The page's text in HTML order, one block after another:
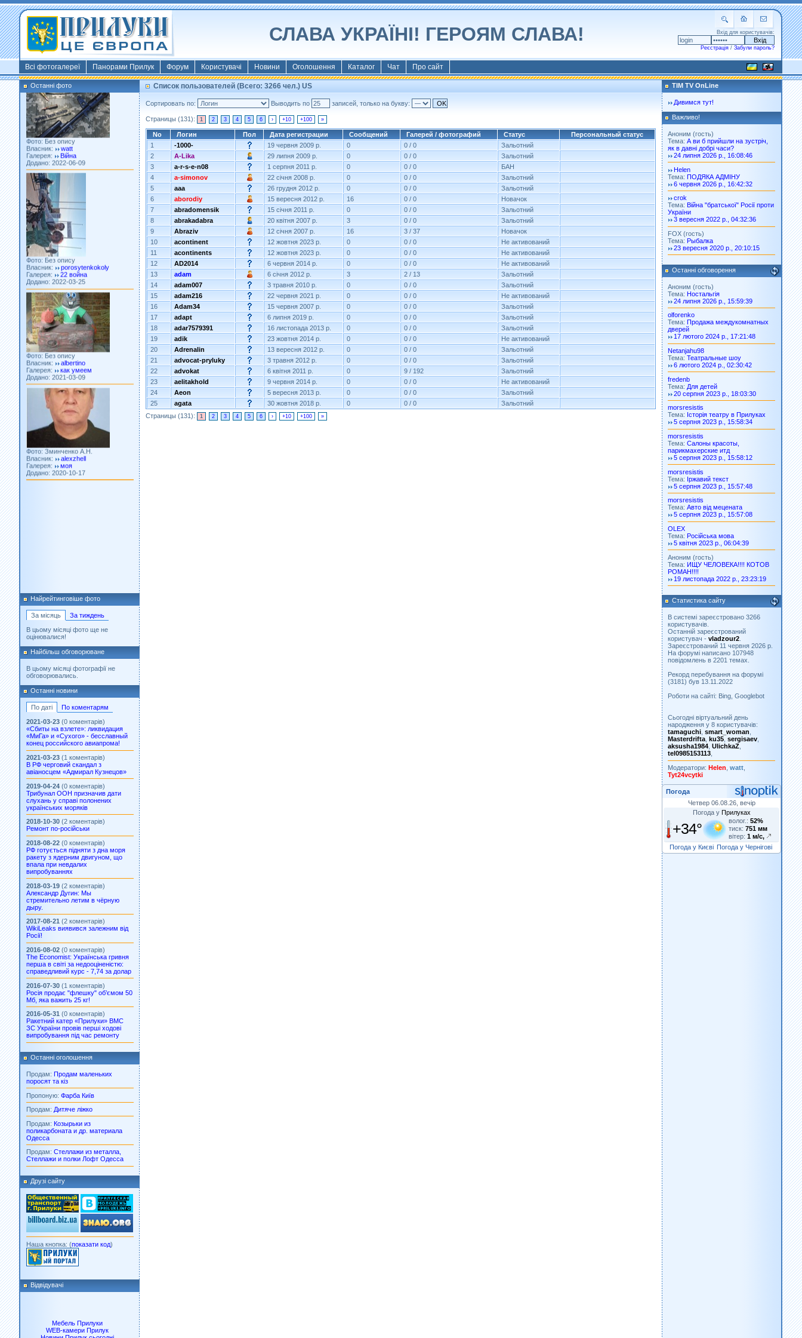
СЛАВА УКРАЇНІ! ГЕРОЯМ СЛАВА! Вхід для користувачів:
Реєстрація / Забули пароль?
Всі фотогалереї Панорами Прилук Форум Користувачі Новини Оголошення Каталог Чат Про сайт
Останні фото
Фото: Київ 2022
Власник:
morsresistis
Галерея:
Templates
Додано: 2022-11-13
Фото: Без опису
Власник:
watt
Галерея:
Війна
Додано: 2022-06-09
Фото: Без опису
Власник:
Галерея:
22 война
Додано: 2022-03-25
Фото: Без опису
Власник:
albertino
Галерея:
как умеем
Додано: 2021-03-09
Фото: Зминченко А.Н.
Власник:
alexzhell
Галерея:
моя
Додано: 2020-10-17
Найрейтинговіше фото
За місяць
За тиждень
В цьому місяці фото ще не
оцінювалися!
Найбільш обговорюване
В цьому місяці фотографії не
обговорювались.
Останні новини
По даті
По коментарям
2021-03-23 (0 коментарів)
«Сбиты на взлете»: ликвидация
«МиГа» и «Сухого» - бесславный
конец российского авиапрома!
2021-03-23 (1 коментарів)
В РФ черговий скандал з
авіаносцем «Адмирал Кузнецов»
2019-04-24 (0 коментарів)
Трибунал ООН призначив дати
слухань у справі полонених
українських моряків
2018-10-30 (2 коментарів)
Ремонт по-російськи
2018-08-22 (0 коментарів)
РФ готується підняти з дна моря
ракету з ядерним двигуном, що
впала при невдалих
випробуваннях
2018-03-19 (2 коментарів)
Александр Дугин: Мы
стремительно летим в чёрную
дыру.
2017-08-21 (2 коментарів)
WikiLeaks виявився залежним від
Росії!
2016-08-02 (0 коментарів)
The Economist: Українська гривня
перша в світі за недооціненістю:
справедливий курс - 7,74 за долар
2016-07-30 (1 коментарів)
Росія продає "флешку" об’ємом 50
Мб, яка важить 25 кг!
2016-05-31 (0 коментарів)
Ракетний катер «Прилуки» ВМС
ЗС України провів перші ходові
випробування під час ремонту
Останні оголошення
Продам: Продам маленьких
поросят та кіз
Пропоную: Фарба Київ
Продам: Дитяче ліжко
Продам: Козырьки из
поликарбоната и др. материала
Одесса
Продам: Стеллажи из металла,
Стеллажи и полки Лофт Одесса
Друзі сайту
Наша кнопка: (показати код)
Відвідувачі
Мебель Прилуки
WEB-камери Прилук
Список пользователей (Всего: 3266 чел.) US
Сортировать по: Выводить по записей, только на букву:
Страницы (131): 1 2 3 4 5 6 › +10 +100 »
No Логин Пол Дата регистрации Сообщений Галерей / фотографий Статус
Персональный статус
1
-1000- 19 червня 2009 р. 0 0 / 0
Зальотний
2
A-Lika 29 липня 2009 р. 0 0 / 0
Зальотний
3
a-r-s-e-n08 1 серпня 2011 р. 0 0 / 0
БАН
4
a-simonov 22 січня 2008 р. 0 0 / 0
Зальотний
5
aaa 26 грудня 2012 р. 0 0 / 0
Зальотний
6
aborodiy 15 вересня 2012 р. 16 0 / 0
Новачок
7
abradomensik 15 січня 2011 р. 0 0 / 0
Зальотний
8
abrakadabra 20 квітня 2007 р. 3 0 / 0
Зальотний
9
Abraziv 12 січня 2007 р. 16 3 / 37
Новачок
10
acontinent 12 жовтня 2023 р. 0 0 / 0
Не активований
11
acontinents 12 жовтня 2023 р. 0 0 / 0
Не активований
12
AD2014 6 червня 2014 р. 0 0 / 0
Не активований
13
adam 6 січня 2012 р. 3 2 / 13
Зальотний
14
adam007 3 травня 2010 р. 0 0 / 0
Зальотний
15
adam216 22 червня 2021 р. 0 0 / 0
Не активований
16
Adam34 15 червня 2007 р. 0 0 / 0
Зальотний
17
adapt 6 липня 2019 р. 0 0 / 0
Зальотний
18
adar7579391 16 листопада 2013 р. 0 0 / 0
Зальотний
19
adik 23 жовтня 2014 р. 0 0 / 0
Не активований
20
Adrenalin 13 вересня 2012 р. 0 0 / 0
Зальотний
21
advocat-pryluky 3 травня 2012 р. 0 0 / 0
Зальотний
22
advokat 6 квітня 2011 р. 0 9 / 192
Зальотний
23
aelitakhold 9 червня 2014 р. 0 0 / 0
Не активований
24
Aeon 5 вересня 2013 р. 0 0 / 0
Зальотний
25
agata 30 жовтня 2018 р. 0 0 / 0
Зальотний
Страницы (131):
1 2 3 4 5 6 › +10 +100 »
TIM TV OnLine
Дивимся тут!
Важливо!
Аноним (гость)
Тема: А ви б прийшли на зустріч,
як в давні добрі часи?
24 липня 2026 р., 16:08:46
Helen
Тема: ПОДЯКА АДМІНУ
6 червня 2026 р., 16:42:32
crok
Тема: Війна "братської" Росії проти
України
3 вересня 2022 р., 04:32:36
FOX (гость)
Тема: Рыбалка
23 вересня 2020 р., 20:10:15
Останні обговорення
Аноним (гость)
Тема: Ностальгія
24 липня 2026 р., 15:59:39
olforenko
Тема: Продажа междукомнатных
дверей
17 лютого 2024 р., 17:21:48
Netanjahu98
Тема: Театральные шоу
6 лютого 2024 р., 02:30:42
fredenb
Тема: Для детей
20 серпня 2023 р., 18:03:30
morsresistis
Тема: Історія театру в Прилуках
5 серпня 2023 р., 15:58:34
morsresistis
Тема: Салоны красоты,
парикмахерские итд
5 серпня 2023 р., 15:58:12
morsresistis
Тема: Іржавий текст
5 серпня 2023 р., 15:57:48
morsresistis
Тема: Авто від мецената
5 серпня 2023 р., 15:57:08
OLEX
Тема: Російська мова
5 квітня 2023 р., 06:04:39
Аноним (гость)
Тема: ИЩУ ЧЕЛОВЕКА!!!! КОТОВ
РОМАН!!!!
19 листопада 2022 р., 23:23:19
Статистика сайту
В системі зареєстровано 3266
користувачів.
Останній зареєстрований
користувач - vladzour2
Зареєстрований 11 червня 2026 р.
На форумі написано 107948
повідомлень в 2201 темах.
Рекорд перебування на форумі
(3181) був 13.11.2022
Роботи на сайті: Bing, Googlebot
Сьогодні віртуальний день
народження у 8 користувачів:
tamaguchi smart_woman
Masterdrifta ku35 sergisaev
aksusha1984 UlichkaZ
tel0985153113
Модератори: Helen watt
Tyt24vcytki
Погода
Четвер 06.08.26, вечір
Погода у Прилуках
+34° волог.: 52%
тиск: 751 мм
вітер: 1 м/с,
Погода у Києві Погода у Чернігові